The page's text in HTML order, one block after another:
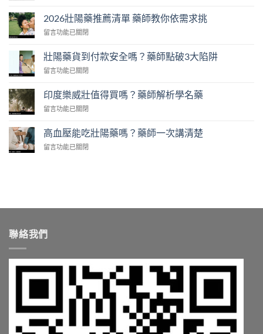
犀
利
免
處
方
賣！
師
你
台
2026壯陽藥推薦清單 藥師教你依需求挑
在
壯
陽
藥
薦
清
單
師
你
留言功能已關閉
壯陽藥貨到付款安全嗎？藥師點破3大陷阱
在
陽
藥
貨
付
款
安
破
大
陷
中
留言功能已關閉
印度樂威壯值得買嗎？藥師解析學名藥
在
度
樂
威
藥
解
析
名
藥〉
中
留言功能已關閉
高血壓能吃壯陽藥嗎？藥師一次講清楚
在
嗎？
一
楚〉
留言功能已關閉
聯絡我們